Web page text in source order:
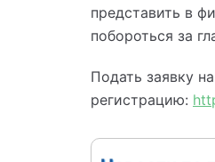
представить в
побороться за
Подать заявку
регистрацию: